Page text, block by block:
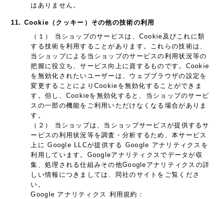
はありません。
11. Cookie（クッキー）その他の技術の利用
（１） 当ショップのサービスは、Cookie及びこれに類
する技術を利用することがあります。これらの技術は、
当ショップによる当ショップのサービスの利用状況等の
把握に役立ち、サービス向上に資するものです。Cookie
を無効化されたいユーザーは、ウェブブラウザの設定を
変更することによりCookieを無効化することができま
す。但し、Cookieを無効化すると、当ショップのサービ
スの一部の機能をご利用いただけなくなる場合がありま
す。
（２） 当ショップは、当ショップサービスが提供するサ
ービスの利用状況等を調査・分析するため、本サービス
上に Google LLCが提供する Google アナリティクスを
利用しています。Googleアナリティクスでデータが収
集、処理される仕組みその他Googleアナリティクスの詳
しい情報につきましては、同社のサイトをご覧くださ
い。
Google アナリティクス 利用規約：